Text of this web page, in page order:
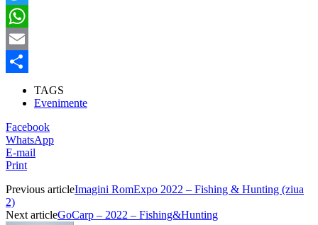
Twitter
WhatsApp
Email
Partajează
TAGS
Evenimente
Facebook
WhatsApp
E-mail
Print
Previous articleImagini RomExpo 2022 – Fishing & Hunting (ziua
2)
Next articleGoCarp – 2022 – Fishing&Hunting